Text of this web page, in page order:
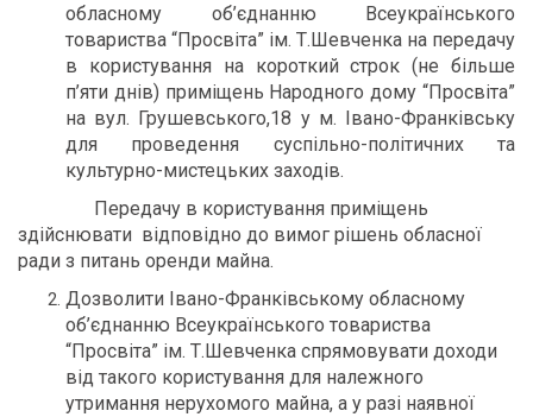
обласному об’єднанню Всеукраїнського
товариства “Просвіта” ім. Т.Шевченка на передачу
в користування на короткий строк (не більше
п’яти днів) приміщень Народного дому “Просвіта”
на вул. Грушевського,18 у м. Івано-Франківську
для проведення суспільно-політичних та
культурно-мистецьких заходів.
Передачу в користування приміщень
здійснювати відповідно до вимог рішень обласної
ради з питань оренди майна.
Дозволити Івано-Франківському обласному
об’єднанню Всеукраїнського товариства
“Просвіта” ім. Т.Шевченка спрямовувати доходи
від такого користування для належного
утримання нерухомого майна, а у разі наявної